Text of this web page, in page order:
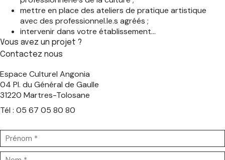
mettre en place des ateliers de pratique artistique
avec des professionnel.le.s agréés ;
intervenir dans votre établissement…
Vous avez un projet ?
Contactez nous
Espace Culturel Angonia
04 Pl. du Général de Gaulle
31220 Martres-Tolosane
Tél : 05 67 05 80 80